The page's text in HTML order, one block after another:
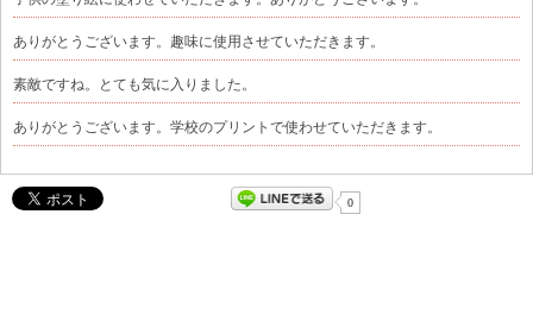
ありがとうございます。趣味に使用させていただきます。
素敵ですね。とても気に入りました。
ありがとうございます。学校のプリントで使わせていただきます。
0